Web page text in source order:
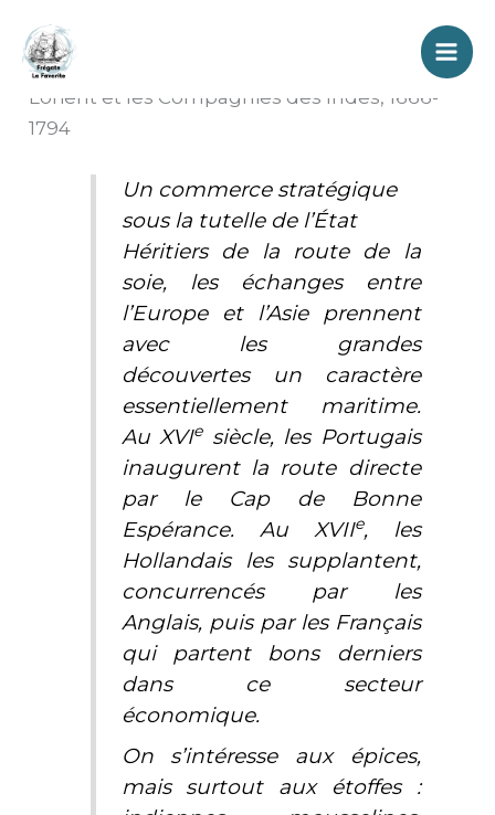
contenu
/Compagnie des Indes
historiques
Lorient et les Compagnies des Indes, 1666-
1794
Un commerce stratégique
sous la tutelle de l’État
Héritiers de la route de la
soie, les échanges entre
l’Europe et l’Asie prennent
avec les grandes
découvertes un caractère
essentiellement maritime.
Au XVIesiècle, les Portugais
inaugurent la route directe
par le Cap de Bonne
Espérance. Au XVIIe, les
Hollandais les supplantent,
concurrencés par les
Anglais, puis par les Français
qui partent bons derniers
dans ce secteur
économique.
On s’intéresse aux épices,
mais surtout aux étoffes :